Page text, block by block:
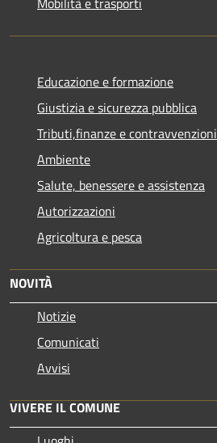
Educazione e formazione
Giustizia e sicurezza pubblica
Tributi,finanze e contravvenzioni
Ambiente
Salute, benessere e assistenza
Autorizzazioni
Agricoltura e pesca
NOVITÀ
Notizie
Comunicati
Avvisi
VIVERE IL COMUNE